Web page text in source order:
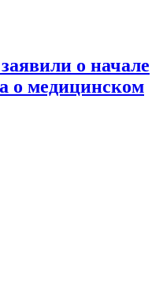
о начале
о медицинском